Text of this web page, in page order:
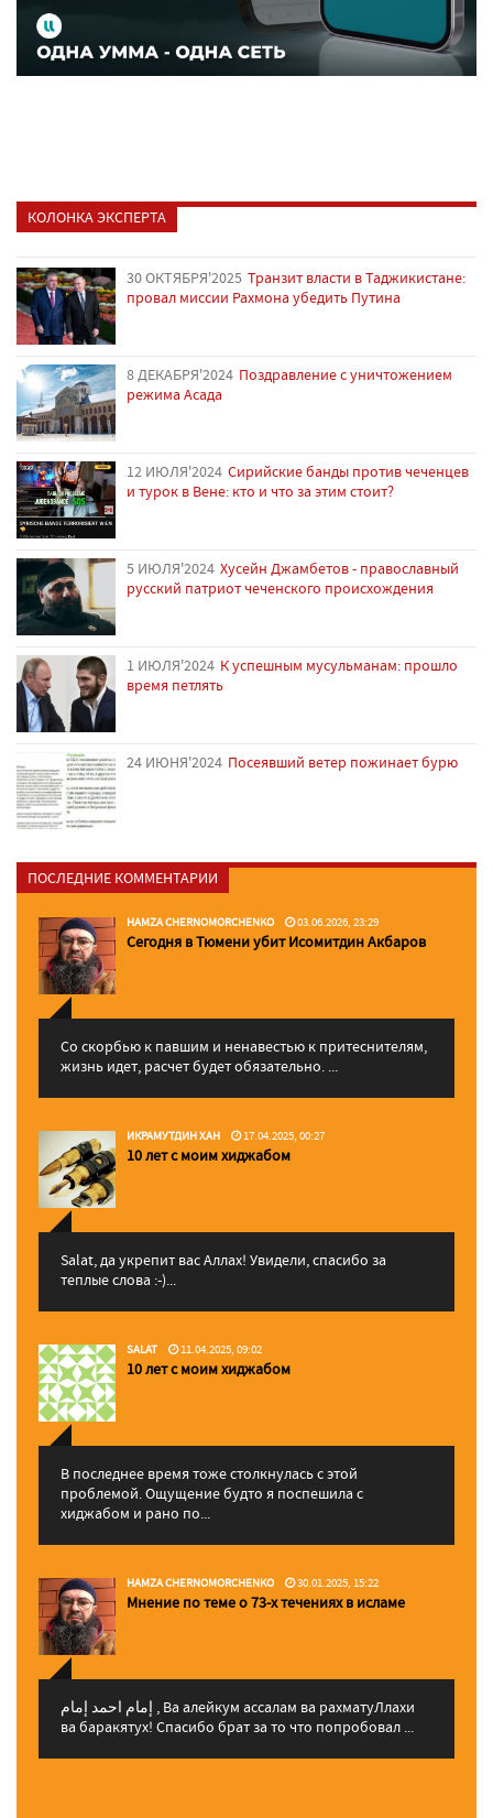
КОЛОНКА ЭКСПЕРТА
30 ОКТЯБРЯ'2025 Транзит власти в Таджикистане:
провал миссии Рахмона убедить Путина
8 ДЕКАБРЯ'2024 Поздравление с уничтожением
режима Асада
12 ИЮЛЯ'2024 Сирийские банды против чеченцев
и турок в Вене: кто и что за этим стоит?
5 ИЮЛЯ'2024 Хусейн Джамбетов - православный
русский патриот чеченского происхождения
1 ИЮЛЯ'2024 К успешным мусульманам: прошло
время петлять
24 ИЮНЯ'2024 Посеявший ветер пожинает бурю
ПОСЛЕДНИЕ КОММЕНТАРИИ
HAMZA CHERNOMORCHENKO 03.06.2026, 23:29
Сегодня в Тюмени убит Исомитдин Акбаров
Со скорбью к павшим и ненавестью к притеснителям,
жизнь идет, расчет будет обязательно. ...
ИКРАМУТДИН ХАН 17.04.2025, 00:27
10 лет с моим хиджабом
Salat, да укрепит вас Аллаx! Увидели, спасибо за
теплые слова :-)...
SALAT 11.04.2025, 09:02
10 лет с моим хиджабом
В последнее время тоже столкнулась с этой
проблемой. Ощущение будто я поспешила с
хиджабом и рано по...
HAMZA CHERNOMORCHENKO 30.01.2025, 15:22
Мнение по теме о 73-х течениях в исламе
إمام احمد إمام , Ва алейкум ассалам ва рахматуЛлахи
ва баракятух! Спасибо брат за то что попробовал ...